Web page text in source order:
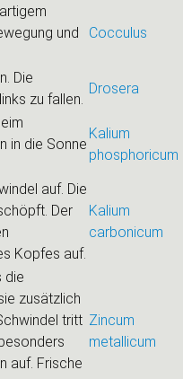
und
Cocculus
Die
zu fallen.
Drosera
in die Sonne
Kalium
phosphoricum
auf. Die
Der
Kopfes auf.
Kalium
carbonicum
die
zusätzlich
tritt
auf. Frische
Zincum
metallicum